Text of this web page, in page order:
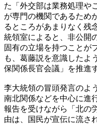
た「外交部は業務処理や
が専門の機関であるため
るところがあまりなく残
統領室によると、非公開
固有の立場を持つことが
も、葛藤説を意識したよ
保関係長官会議」を推進
李大統領の冒頭発言のよ
南北関係などを中心に進
報告を受けながら「北の
由は、国民が宣伝に流さ